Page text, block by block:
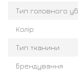
Тип головного
Колір
Тип тканини
Брендування